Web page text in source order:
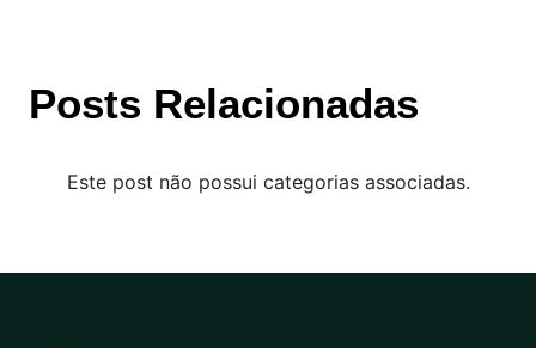
Posts Relacionadas
Este post não possui categorias associadas.